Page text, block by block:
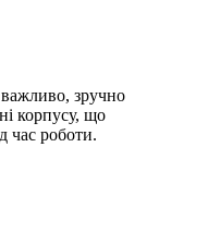
важливо, зручно
корпусу, що
час роботи.